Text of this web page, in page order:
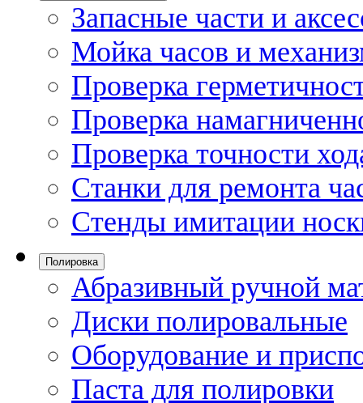
Запасные части и
Мойка часов и
Проверка
Проверка
Проверка точности
Станки для ремонта
Стенды имитации
Полировка
Абразивный ручной
Диски полировальные
Оборудование и
Паста для полировки